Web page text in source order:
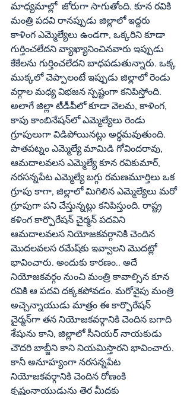
మాధ్యమాల్లో  జోరుగా సాగుతోంది. కూన రవికి
మంత్రి పదవి రానప్పుడు జిల్లాలో ఇద్దరు
కాళింగ ఎమ్మెల్యేలు ఉండగా, ఒక్కరిని కూడా
గుర్తించలేదని వ్యాఖ్యానించినవారు ఇప్పుడు
కేకేలను గుర్తించలేదని బాధపడుతున్నారు. ఒక్క
ముక్కలో చెప్పాలంటే ఇప్పుడు జిల్లాలో రెండు
వర్గాల మధ్య విభజన స్పష్టంగా కనిపిస్తోంది.
అలాగే జిల్లా టీడీపీలో కూడా వెలమ, కాళింగ,
కాపు కాంబినేషన్‌లో ఎమ్మెల్యేలు రెండు
గ్రూపులుగా విడిపోయినట్లు అర్థమవుతుంది.
పాతపట్నం ఎమ్మెల్యే మామిడి గోవిందరావు,
ఆమదాలవలస ఎమ్మెల్యే కూన రవికుమార్‌,
నరసన్నపేట ఎమ్మెల్యే బగ్గు రమణమూర్తిలు ఒక
గ్రూపు కాగా, జిల్లాలో మిగిలిన ఎమ్మెల్యేలు మరో
గ్రూపుగా పని చేస్తున్నట్లు కనిపిస్తుంది. రాష్ట్ర
కళింగ కార్పొరేషన్‌ చైర్మన్‌ పదవిని
ఆమదాలవలస నియోజకవర్గానికి చెందిన
మొదలవలస రమేష్‌కు ఇవ్వాలని మొదట్లో
భావించారు. అందుకు కారణం.. అదే
నియోజకవర్గం నుంచి మంత్రి కావాల్సిన కూన
రవికి ఆ పదవి దక్కకపోవడం. మరోవైపు మంత్రి
అచ్చెన్నాయుడు మాత్రం ఈ కార్పొరేషన్‌
చైర్మన్‌గా తన నియోజకవర్గానికి చెందిన బగాది
శేషును కాని, జిల్లాలో సీనియర్‌ నాయకుడు
చౌదరి బాబ్జీని కాని నియమిస్తారని భావించారు.
కానీ అనూహ్యంగా నరసన్నపేట
నియోజకవర్గానికి చెందిన రోణంకి
కృష్ణంనాయుడును తెర మీదకు